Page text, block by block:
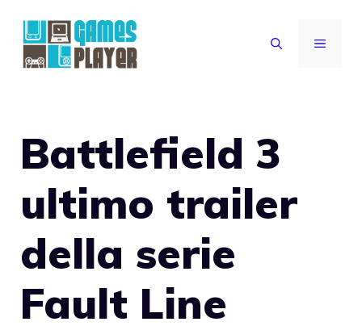
contenuto
MENU
Battlefield 3
ultimo trailer
della serie
Fault Line